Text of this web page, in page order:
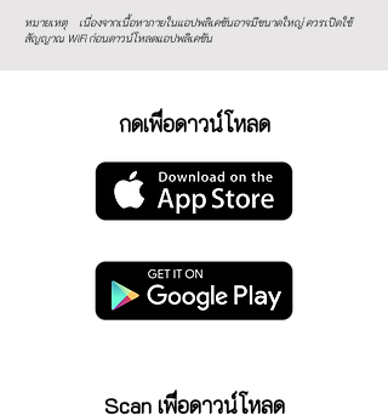
หมายเหตุ เนื่องจากเนื้อหาภายในแอปพลิเคชันอาจมีขนาดใหญ่ ควรเปิดใช้
สัญญาณ WiFi ก่อนดาวน์โหลดแอปพลิเคชัน
กดเพื่อดาวน์โหลด
Scan เพื่อดาวน์โหลด